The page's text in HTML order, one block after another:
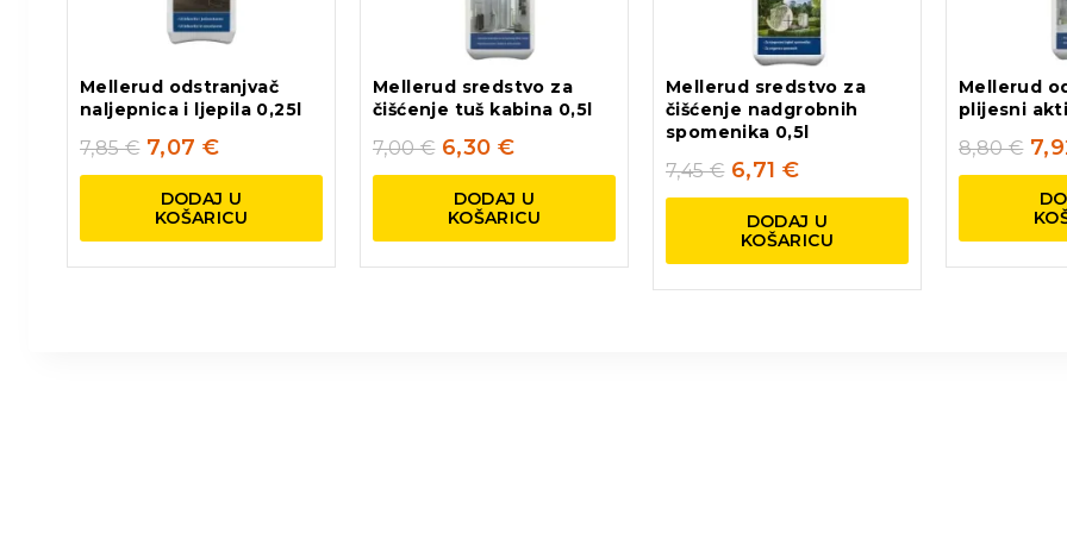
Mellerud odstranjvač
naljepnica i ljepila 0,25l
7,85€ 7,07 €
DODAJ U
KOŠARICU
Mellerud sredstvo za
čišćenje tuš kabina 0,5l
7,00€ 6,30 €
DODAJ U
KOŠARICU
Mellerud sredstvo za
čišćenje nadgrobnih
spomenika 0,5l
7,45€ 6,71 €
DODAJ U
KOŠARICU
Mellerud
plijesni
8,80€